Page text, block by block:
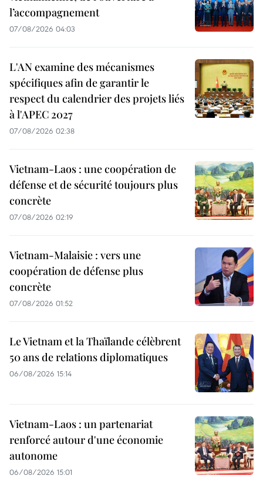
l’accompagnement
07/08/2026 04:03
L'AN examine des mécanismes
spécifiques afin de garantir le
respect du calendrier des projets liés
à l'APEC 2027
07/08/2026 02:38
Vietnam-Laos : une coopération de
défense et de sécurité toujours plus
concrète
07/08/2026 02:19
Vietnam-Malaisie : vers une
coopération de défense plus
concrète
07/08/2026 01:52
Le Vietnam et la Thaïlande célèbrent
50 ans de relations diplomatiques
06/08/2026 15:14
Vietnam-Laos : un partenariat
renforcé autour d'une économie
autonome
06/08/2026 15:01